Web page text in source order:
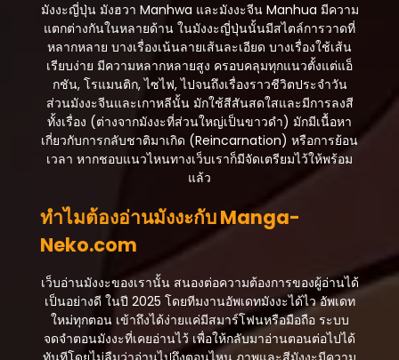
มังงะญี่ปุ่น มังฮวา Manhwa และมังงะจีน Manhua มีความ
แตกต่างกันในหลายด้าน ในมังงะญี่ปุ่นนั้นมีสไตล์การวาดที่
หลากหลาย บางเรื่องเน้นลายเส้นละเอียด บางเรื่องใช้เส้น
เรียบง่าย มีความหลากหลายสูง ครอบคลุมทุกแนวตั้งแต่แอ็
กชัน, โรแมนติก, ไซไฟ, ไปจนถึงเรื่องราวชีวิตประจำวัน
ส่วนมังงะจีนและเกาหลีนั้น มักใช้สีสันสดใสและมีการลงสี
ทั้งเรื่อง (ต่างจากมังงะที่ส่วนใหญ่เป็นขาวดำ) มักมีเนื้อหา
เกี่ยวกับการกลับชาติมาเกิด (Reincarnation) หรือการย้อน
เวลา หากชอบแนวไหนทางเว็บเราก็มีจัดเตรียมไว้ให้พร้อม
แล้ว
ทำไมต้องอ่านมังงะกับ Manga-
Neko.com
เว็บอ่านมังงะของเรานั้น สนองต่อความต้องการของผู้อ่านได้
เป็นอย่างดี ในปี 2025 โดยทีมงานอัพเดทมังงะได้ไว อัพเดท
ใหม่ทุกตอน เข้าถึงได้ง่ายแค่มีสมาร์โฟนหรือมือถือ ระบบ
จดจำตอนมังงะที่เคยอ่านไว้ เพื่อให้กลับมาอ่านตอนต่อไปได้